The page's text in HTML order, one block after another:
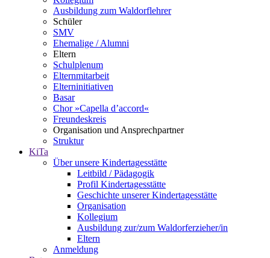
Ausbildung zum Waldorflehrer
Schüler
SMV
Ehemalige / Alumni
Eltern
Schulplenum
Elternmitarbeit
Elterninitiativen
Basar
Chor »Capella d’accord«
Freundeskreis
Organisation und Ansprechpartner
Struktur
KiTa
Über unsere Kindertagesstätte
Leitbild / Pädagogik
Profil Kindertagesstätte
Geschichte unserer Kindertagesstätte
Organisation
Kollegium
Ausbildung zur/zum Waldorferzieher/in
Eltern
Anmeldung